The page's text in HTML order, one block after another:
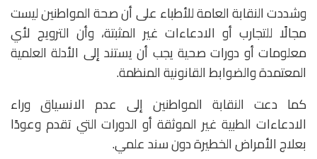
وشددت النقابة العامة للأطباء على أن صحة المواطنين ليست
مجالًا للتجارب أو الادعاءات غير المثبتة، وأن الترويج لأي
معلومات أو دورات صحية يجب أن يستند إلى الأدلة العلمية
المعتمدة والضوابط القانونية المنظمة.
كما دعت النقابة المواطنين إلى عدم الانسياق وراء
الادعاءات الطبية غير الموثقة أو الدورات التي تقدم وعودًا
بعلاج الأمراض الخطيرة دون سند علمي.